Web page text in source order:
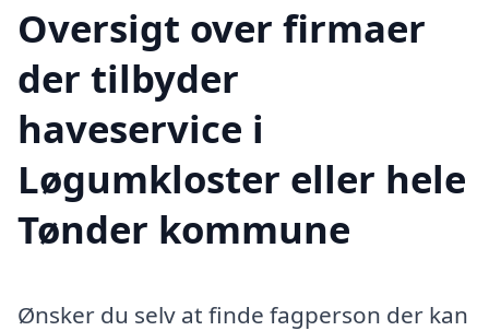
Oversigt over firmaer
der tilbyder
haveservice i
Løgumkloster eller hele
Tønder kommune
Ønsker du selv at finde fagperson der kan